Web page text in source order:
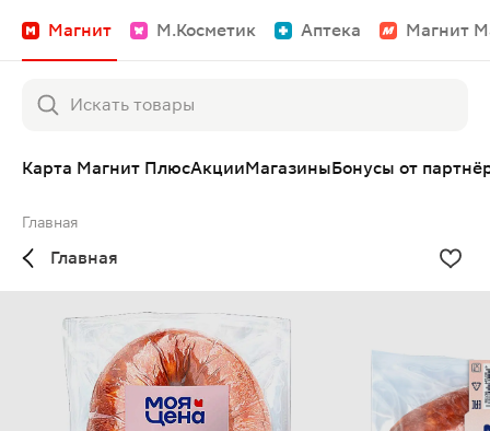
Магнит М.Косметик Аптека Магнит
Карта Магнит ПлюсАкцииМагазиныБонусы от
Главная
Главная